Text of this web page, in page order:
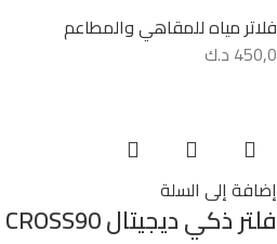
فلاتر مياه للمقاهي والمطاعم
450,0 د.ك
إضافة إلى السلة
فلتر ذكي ديجيتال CROSS90